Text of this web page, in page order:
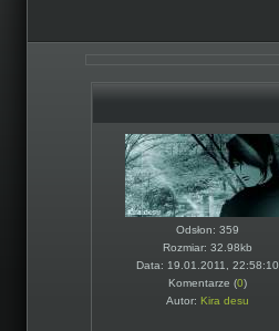
Odsłon: 359
Rozmiar: 32.98kb
Data: 19.01.2011, 22:58:10
Komentarze (0)
Autor: Kira desu